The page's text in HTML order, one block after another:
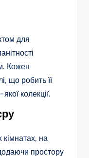
для
Кожен
що робить її
колекції.
на
простору